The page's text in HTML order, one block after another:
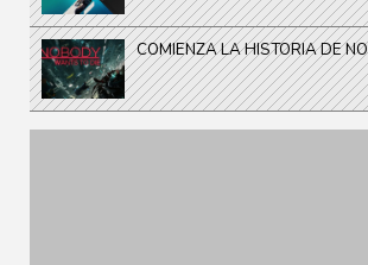
COMIENZA LA HISTORIA DE